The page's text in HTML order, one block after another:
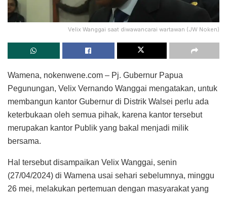
Velix Wanggai saat diwawancarai wartawan (JW Noken)
Wamena, nokenwene.com – Pj. Gubernur Papua
Pegunungan, Velix Vernando Wanggai mengatakan, untuk
membangun kantor Gubernur di Distrik Walsei perlu ada
keterbukaan oleh semua pihak, karena kantor tersebut
merupakan kantor Publik yang bakal menjadi milik
bersama.
Hal tersebut disampaikan Velix Wanggai, senin
(27/04/2024) di Wamena usai sehari sebelumnya, minggu
26 mei, melakukan pertemuan dengan masyarakat yang